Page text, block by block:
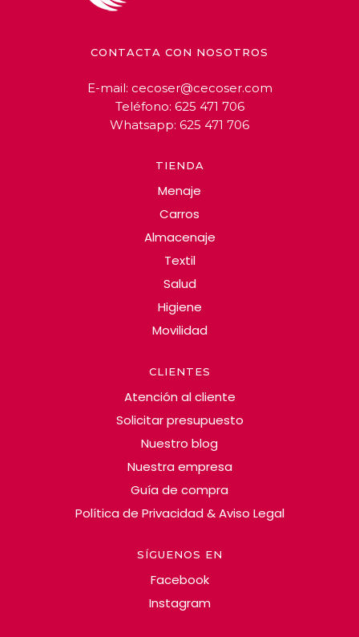
CONTACTA CON NOSOTROS
E-mail: cecoser@cecoser.com
Teléfono: 625 471 706
Whatsapp: 625 471 706
TIENDA
Menaje
Carros
Almacenaje
Textil
Salud
Higiene
Movilidad
CLIENTES
Atención al cliente
Solicitar presupuesto
Nuestro blog
Nuestra empresa
Guía de compra
Política de Privacidad & Aviso Legal
SÍGUENOS EN
Facebook
Instagram